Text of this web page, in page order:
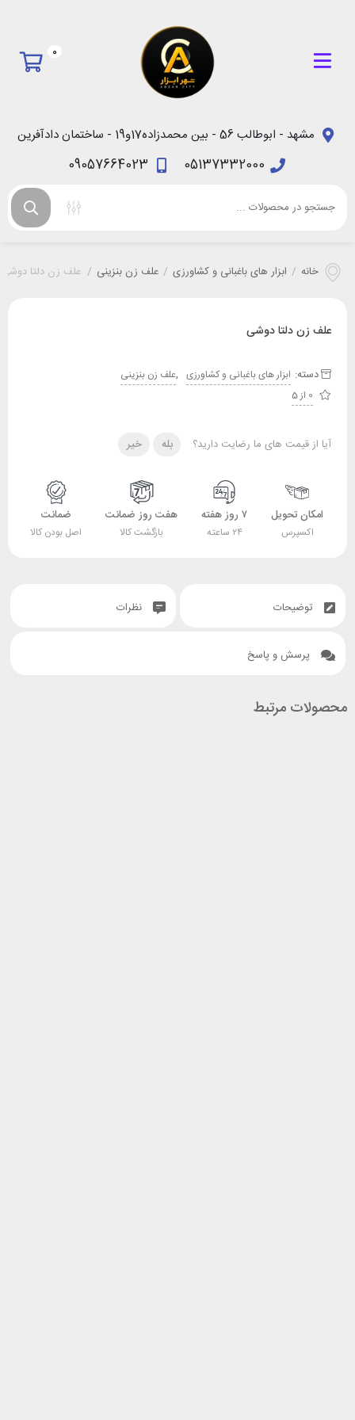
0
مشهد - ابوطالب 56 - بین محمدزاده17و19 - ساختمان دادآفرین
05137332000
09057664023
خانه / ابزار های باغبانی و کشاورزی / علف زن بنزینی / علف زن دلتا دوشی
علف زن دلتا دوشی
دسته: ابزار های باغبانی و کشاورزی ,علف زن بنزینی
0 از 5
آیا از قیمت های ما رضایت دارید؟ بله خیر
امکان تحویل
اکسپرس
۷ روز هفته
۲۴ ساعته
هفت روز ضمانت
بازگشت کالا
ضمانت
اصل بودن کالا
توضیحات نظرات
پرسش و پاسخ
محصولات مرتبط